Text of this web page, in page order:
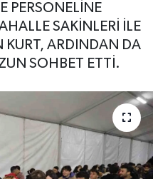
PERSONELİNE
SAKİNLERİ İLE
KURT, ARDINDAN DA
SOHBET ETTİ.